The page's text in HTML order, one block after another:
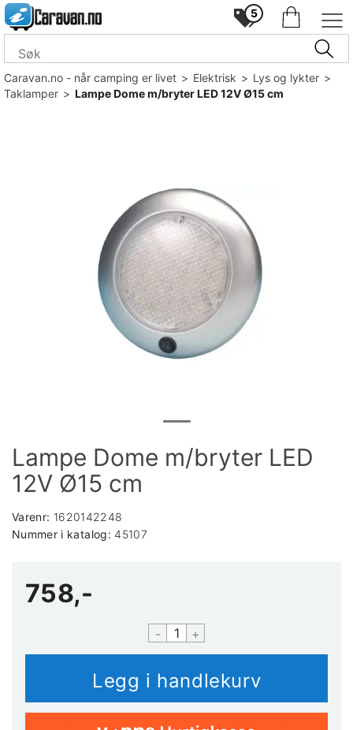
5
Caravan.no - når camping er livet>Elektrisk>Lys og lykter>
Taklamper>Lampe Dome m/bryter LED 12V Ø15 cm
Lampe Dome m/bryter LED
12V Ø15 cm
Varenr: 1620142248
Nummer i katalog: 45107
758,-
- +